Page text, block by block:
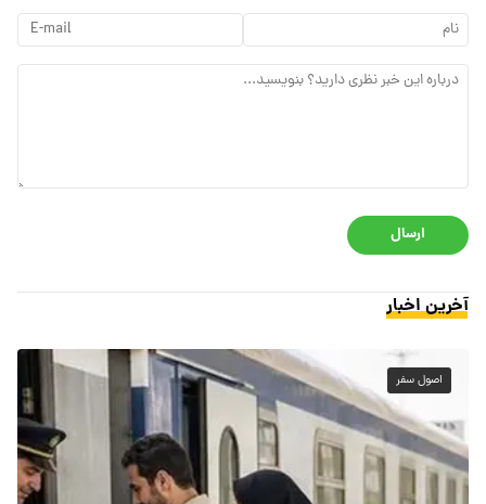
ارسال
آخرین اخبار
اصول سفر